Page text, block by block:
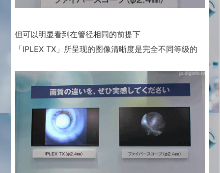
但可以明显看到在管径相同的前提下
「IPLEX TX」所呈现的图像清晰度是完全不同等级的